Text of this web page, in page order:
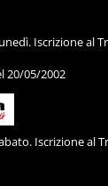
Iscrizione al
20/05/2002
Iscrizione al